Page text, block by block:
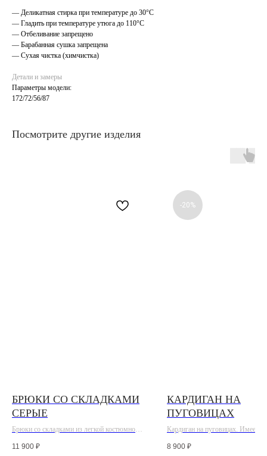
— Деликатная стирка при температуре до 30°C
— Гладить при температуре утюга до 110°C
— Отбеливание запрещено
— Барабанная сушка запрещена
— Сухая чистка (химчистка)
Детали и замеры
Параметры модели:
172/72/56/87
Посмотрите другие изделия
БРЮКИ СО СКЛАДКАМИ
СЕРЫЕ
Брюки со складками из легкой костюмной
11 900 ₽
-20%
КАРДИГАН НА
ПУГОВИЦАХ
Кардиган на пуговицах. Имеет
8 900 ₽